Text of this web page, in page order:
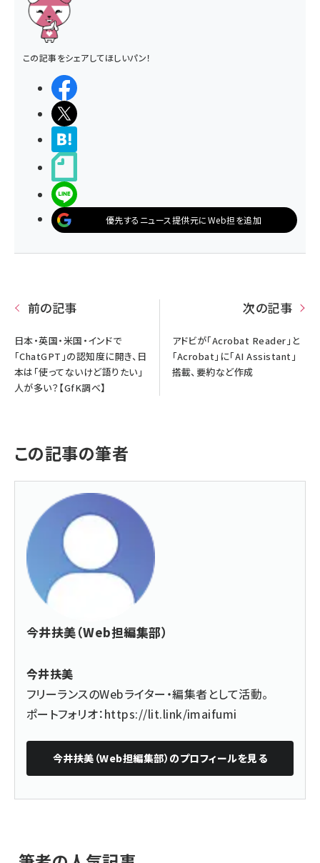
この記事をシェアしてほしいパン！
優先するニュース提供元にWeb担を追加
前の記事
日本・英国・米国・インドで
「ChatGPT」の認知度に開き、日
本は「使ってないけど語りたい」
人が多い？【GfK調べ】
次の記事
アドビが「Acrobat Reader」と
「Acrobat」に「AI Assistant」
搭載、要約など作成
この記事の筆者
今井扶美（Web担編集部）
今井扶美
フリーランスのWebライター・編集者として活動。
ポートフォリオ：https://lit.link/imaifumi
今井扶美（Web担編集部） のプロフィールを見る